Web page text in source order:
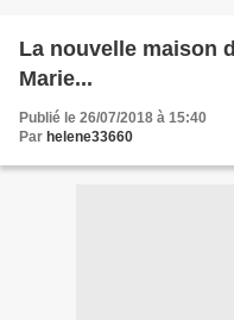
La nouvelle maison
Marie...
Publié le 26/07/2018 à 15:40
Par helene33660